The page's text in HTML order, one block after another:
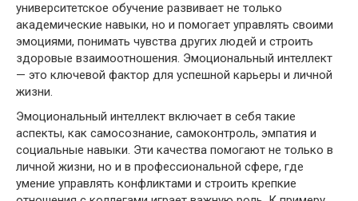
университетское обучение развивает не только
академические навыки, но и помогает управлять своими
эмоциями, понимать чувства других людей и строить
здоровые взаимоотношения. Эмоциональный интеллект
— это ключевой фактор для успешной карьеры и личной
жизни.
Эмоциональный интеллект включает в себя такие
аспекты, как самосознание, самоконтроль, эмпатия и
социальные навыки. Эти качества помогают не только в
личной жизни, но и в профессиональной сфере, где
умение управлять конфликтами и строить крепкие